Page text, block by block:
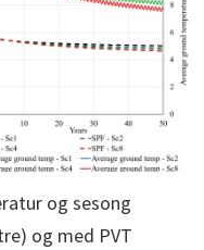
og sesong
og med PVT